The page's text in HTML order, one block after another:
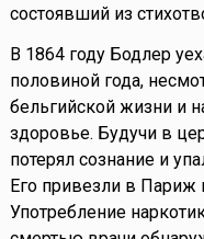
состоявший из
В 1864 году Бодлер
половиной года,
бельгийской жизни и
здоровье. Будучи в
потерял сознание и
Его привезли в Париж
Употребление